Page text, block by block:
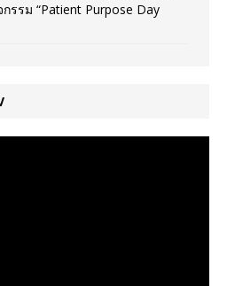
รรม “Patient Purpose Day